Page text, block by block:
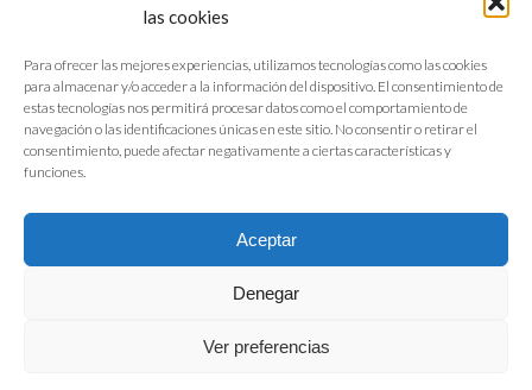
las cookies
Para ofrecer las mejores experiencias, utilizamos tecnologías como las cookies
para almacenar y/o acceder a la información del dispositivo. El consentimiento de
estas tecnologías nos permitirá procesar datos como el comportamiento de
navegación o las identificaciones únicas en este sitio. No consentir o retirar el
consentimiento, puede afectar negativamente a ciertas características y
funciones.
Aceptar
Denegar
Ver preferencias
FIAB Federación Española de Industrias de la Alimentación y Bebidas